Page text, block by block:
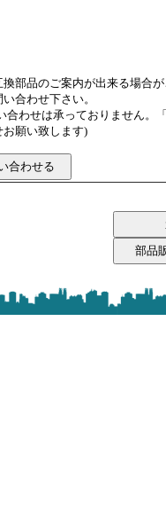
部品のご案内が出来る場合
合わせ下さい。
合わせは承っておりません。
願い致します)